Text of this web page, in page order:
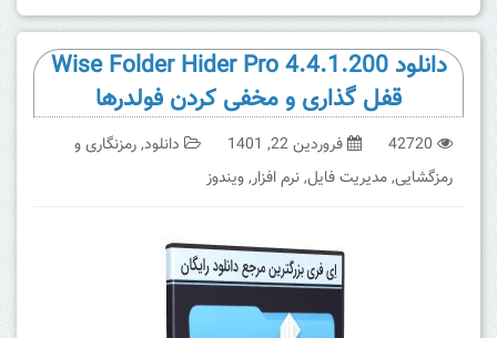
دانلود Wise Folder Hider Pro 4.4.1.200
قفل گذاری و مخفی کردن فولدرها
42720 فروردین 22, 1401 دانلود,رمزنگاری و
رمزگشایی,مدیریت فایل,نرم افزار,ویندوز